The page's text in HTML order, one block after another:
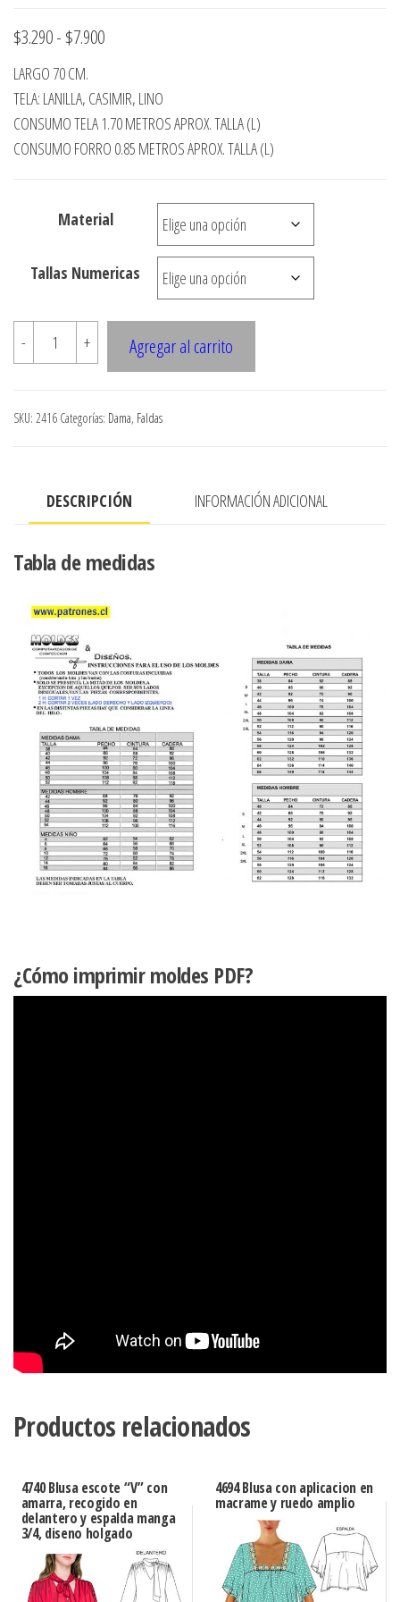
$3.290- $7.900Rango
precios:
desde
$3.290
$7.900
LARGO 70 CM.
TELA: LANILLA, CASIMIR, LINO
CONSUMO TELA 1.70 METROS APROX. TALLA (L)
CONSUMO FORRO 0.85 METROS APROX. TALLA (L)
Material
Tallas Numericas
-
2416
FALDA
REBECA
FALDONES
SESGO
+ Agregar al carrito
SKU: 2416 Categorías: Dama, Faldas
DESCRIPCIÓN INFORMACIÓN ADICIONAL
Tabla de medidas
¿Cómo imprimir moldes PDF?
Productos relacionados
4740 Blusa escote “V” con
amarra, recogido en
delantero y espalda manga
3/4, diseno holgado
4694 Blusa con aplicacion en
macrame y ruedo amplio